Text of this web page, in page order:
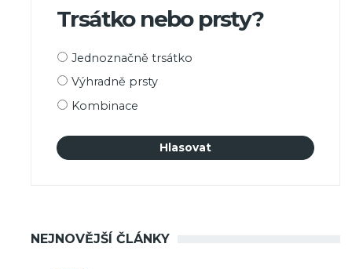
Trsátko nebo prsty?
Možnosti
Jednoznačně trsátko
Výhradně prsty
Kombinace
NEJNOVĚJŠÍ ČLÁNKY